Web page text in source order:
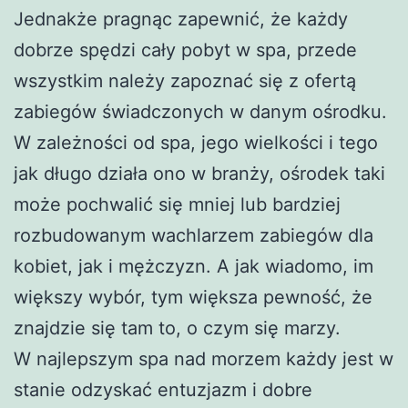
Jednakże pragnąc zapewnić, że każdy
dobrze spędzi cały pobyt w spa, przede
wszystkim należy zapoznać się z ofertą
zabiegów świadczonych w danym ośrodku.
W zależności od spa, jego wielkości i tego
jak długo działa ono w branży, ośrodek taki
może pochwalić się mniej lub bardziej
rozbudowanym wachlarzem zabiegów dla
kobiet, jak i mężczyzn. A jak wiadomo, im
większy wybór, tym większa pewność, że
znajdzie się tam to, o czym się marzy.
W najlepszym spa nad morzem każdy jest w
stanie odzyskać entuzjazm i dobre